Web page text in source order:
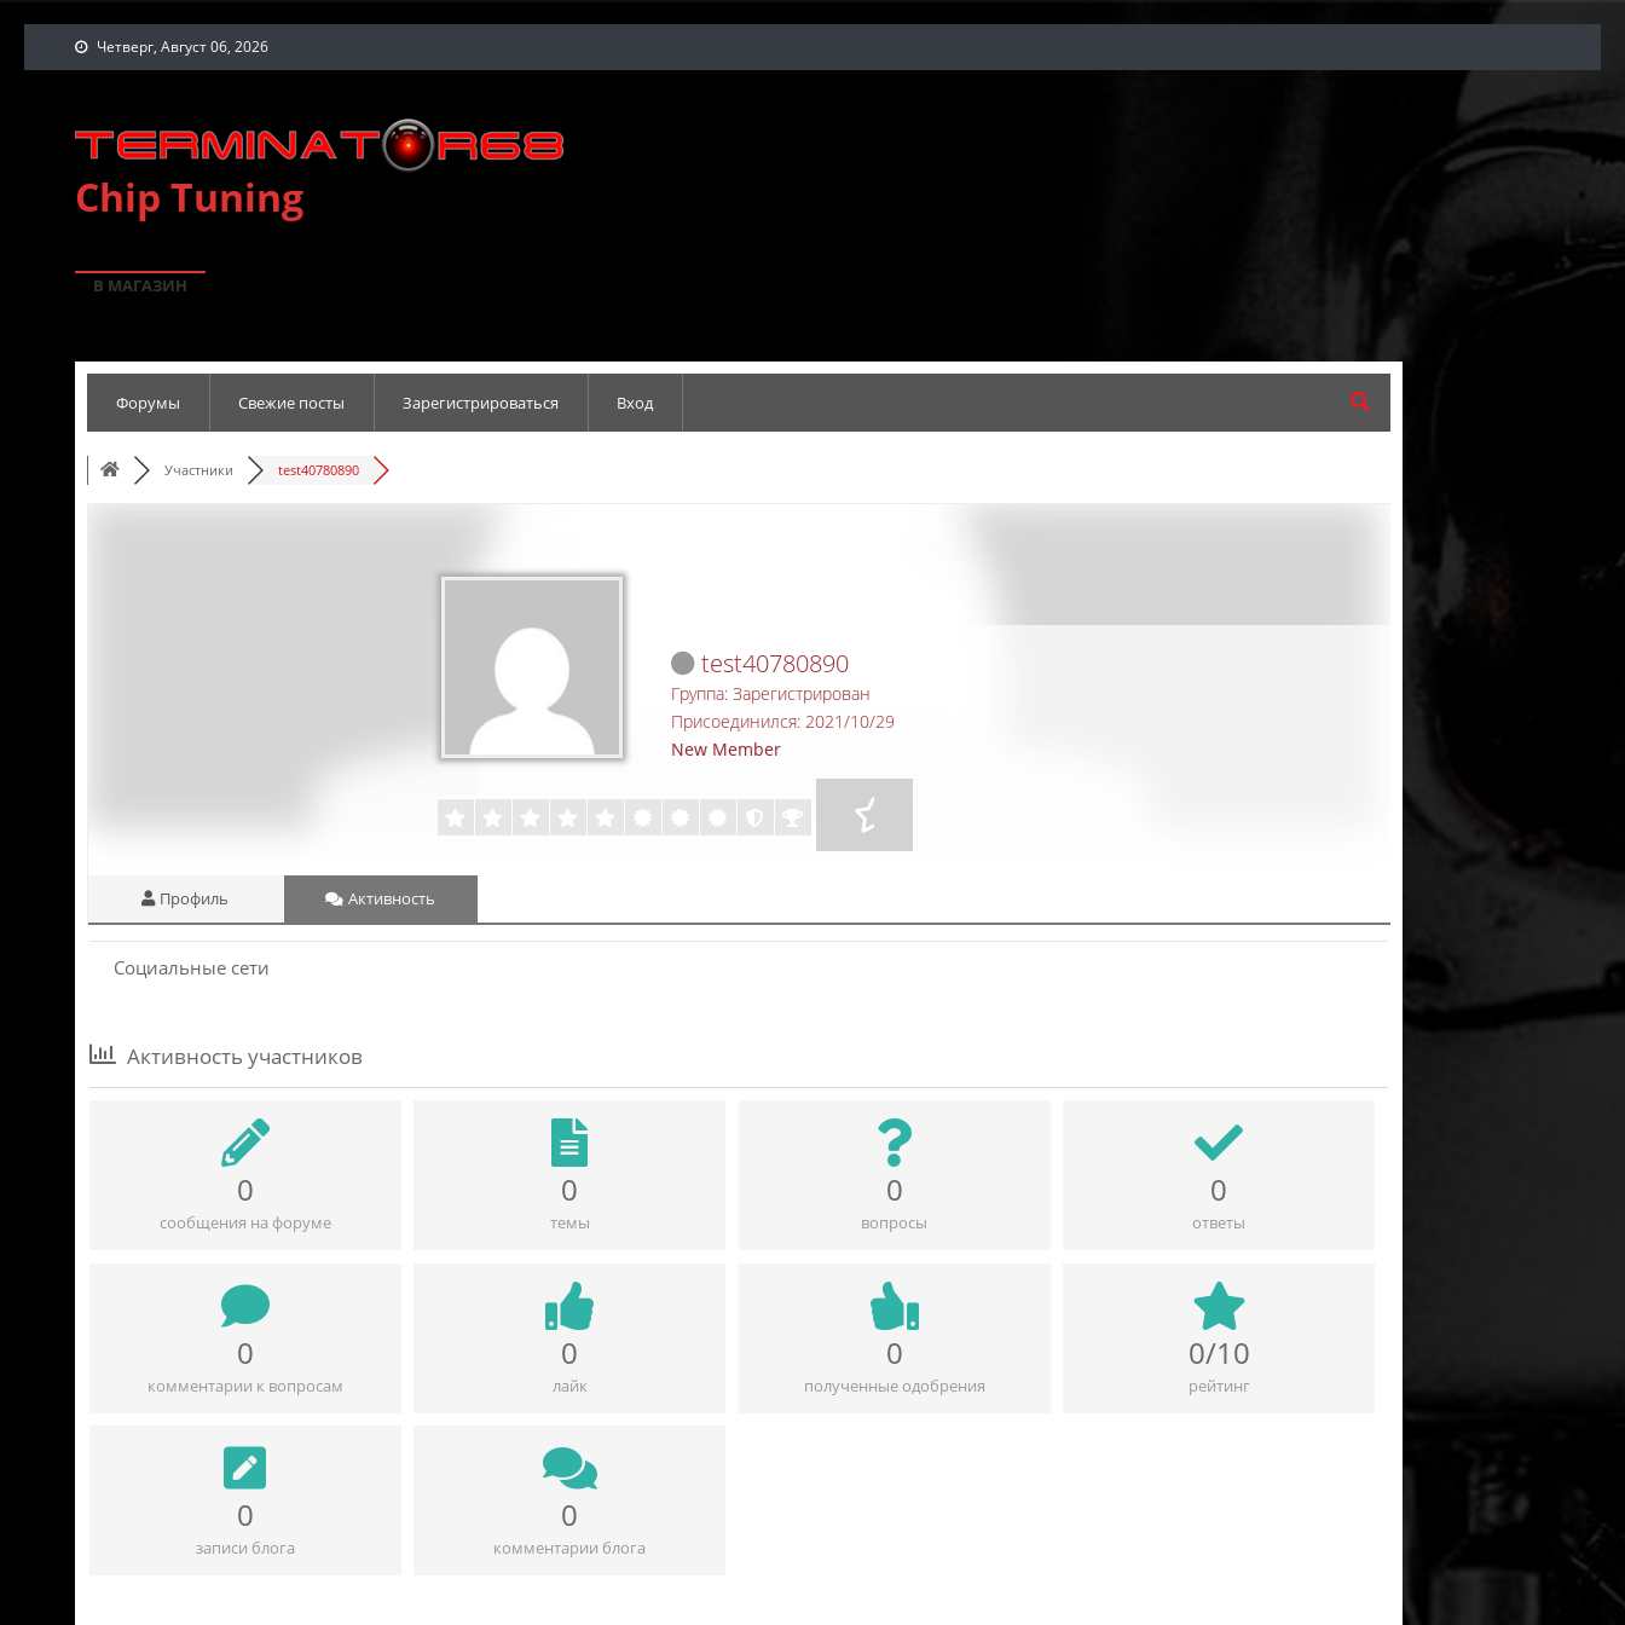
Четверг, Август 06, 2026
Chip Tuning
В МАГАЗИН
Форумы Свежие посты Зарегистрироваться Вход
Участники test40780890
test40780890
Группа: Зарегистрирован
Присоединился: 2021/10/29
New Member
Профиль Активность
Социальные сети
Активность участников
0
сообщения на форуме
0
темы
0
вопросы
0
ответы
0
комментарии к вопросам
0
лайк
0
полученные одобрения
0/10
рейтинг
0
записи блога
0
комментарии блога